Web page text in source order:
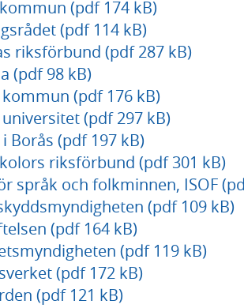
(pdf 174 kB)
(pdf 114 kB)
riksförbund (pdf 287 kB)
(pdf 98 kB)
(pdf 176 kB)
(pdf 297 kB)
Borås (pdf 197 kB)
riksförbund (pdf 301 kB)
språk och folkminnen, ISOF
(pdf 109 kB)
(pdf 164 kB)
(pdf 119 kB)
(pdf 172 kB)
(pdf 121 kB)